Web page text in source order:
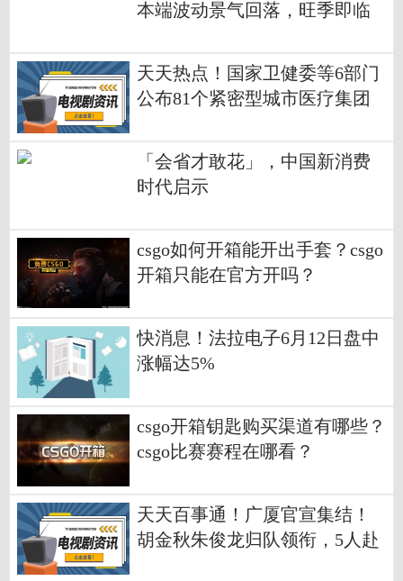
本端波动景气回落，旺季即临
天天热点！国家卫健委等6部门
公布81个紧密型城市医疗集团
「会省才敢花」，中国新消费
时代启示
csgo如何开箱能开出手套？csgo
开箱只能在官方开吗？
快消息！法拉电子6月12日盘中
涨幅达5%
csgo开箱钥匙购买渠道有哪些？
csgo比赛赛程在哪看？
天天百事通！广厦官宣集结！
胡金秋朱俊龙归队领衔，5人赴